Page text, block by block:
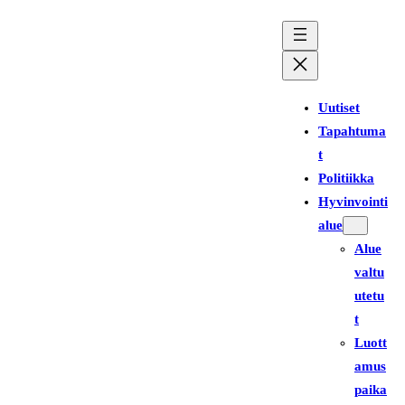
Uutiset
Tapahtuma
t
Politiikka
Hyvinvointi
alue
Alue
valtu
utetu
t
Luott
amus
paika